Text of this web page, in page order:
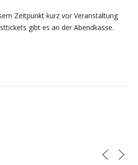
Zeitpunkt kurz vor Veranstaltung
gibt es an der Abendkasse.